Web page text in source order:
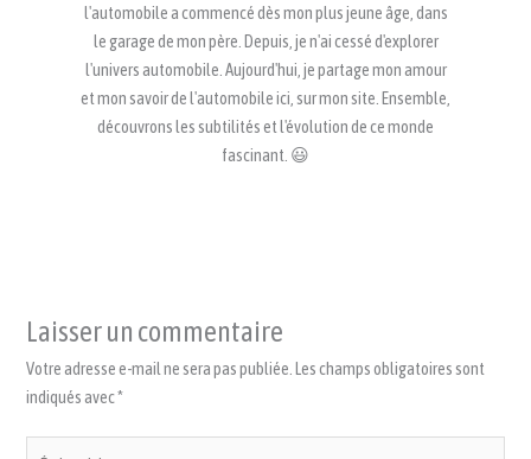
l'automobile a commencé dès mon plus jeune âge, dans
le garage de mon père. Depuis, je n'ai cessé d'explorer
l'univers automobile. Aujourd'hui, je partage mon amour
et mon savoir de l'automobile ici, sur mon site. Ensemble,
découvrons les subtilités et l'évolution de ce monde
fascinant. 😃
Laisser un commentaire
Votre adresse e-mail ne sera pas publiée. Les champs obligatoires sont
indiqués avec*